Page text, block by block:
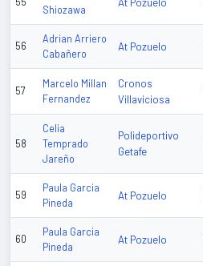
Shiozawa
At Pozuelo
56
Adrian Arriero
Cabañero
At Pozuelo
57
Marcelo Millan
Fernandez
Cronos
Villaviciosa
58
Celia
Temprado
Jareño
Polideportivo
Getafe
59
Paula Garcia
Pineda
At Pozuelo
60
Paula Garcia
Pineda
At Pozuelo